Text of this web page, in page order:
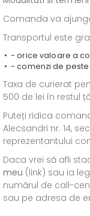
Comanda va
Transportul este
- orice valoare a
- comenzi de
Taxa de curierat
500 de lei în restul
Puteți ridica
Alecsandri nr. 14,
reprezentantului
Daca vrei să afli
meu (link) sau ia
numărul de call-
sau pe adresa de